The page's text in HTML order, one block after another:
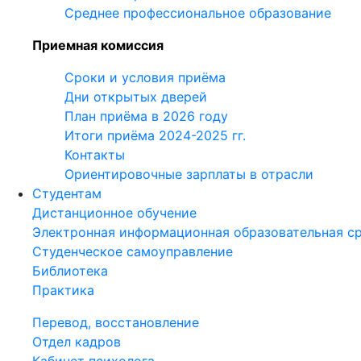
Среднее профессиональное образование
Приемная комиссия
Сроки и условия приёма
Дни открытых дверей
План приёма в 2026 году
Итоги приёма 2024-2025 гг.
Контакты
Ориентировочные зарплаты в отрасли
Студентам
Дистанционное обучение
Электронная информационная образовательная
Студенческое самоуправление
Библиотека
Практика
Перевод, восстановление
Отдел кадров